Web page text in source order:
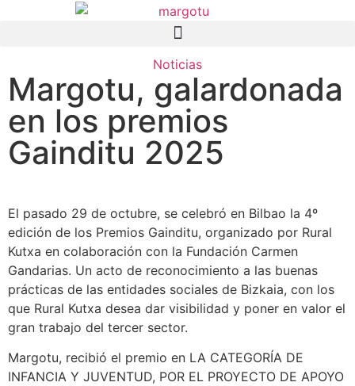
Noticias
Margotu, galardonada
en los premios
Gainditu 2025
El pasado 29 de octubre, se celebró en Bilbao la 4º
edición de los Premios Gainditu, organizado por Rural
Kutxa en colaboración con la Fundación Carmen
Gandarias. Un acto de reconocimiento a las buenas
prácticas de las entidades sociales de Bizkaia, con los
que Rural Kutxa desea dar visibilidad y poner en valor el
gran trabajo del tercer sector.
Margotu, recibió el premio en LA CATEGORÍA DE
INFANCIA Y JUVENTUD, POR EL PROYECTO DE APOYO